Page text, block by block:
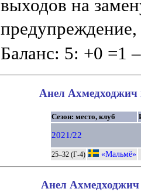
выходов на
Баланс: 5: +0 =1
Анел Ахмедходжич
Сезон: место, клуб
2021/22
25–32 (Г-4) «Мальмё»
Анел Ахмедходжич